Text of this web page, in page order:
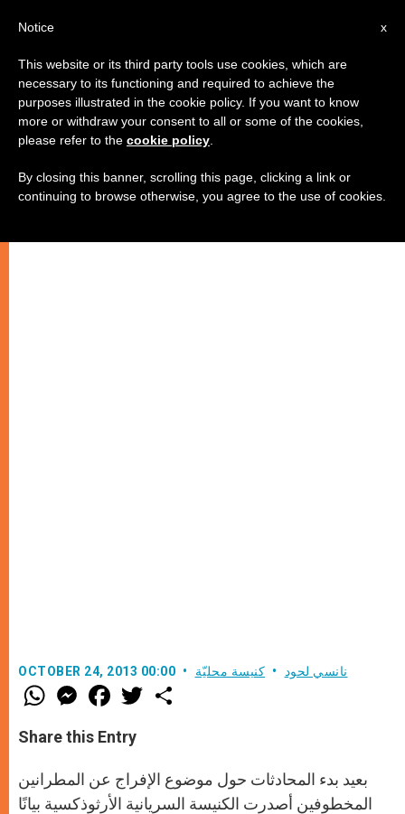
الصوم مفتاح…الإفراج عن المطرانين
دعوة من الكنيسة السريانية الكاثوليكية
OCTOBER 24, 2013 00:00 نانسي لحود كنيسة محليّة
W
h
t
s
p
p
M
e
s
e
g
e
r
F
a
e
b
o
k
w
r
Share this Entry
بعيد بدء المحادثات حول موضوع الإفراج عن المطرانين
المخطوفين أصدرت الكنيسة السريانية الأرثوذكسية بيانًا
x
Notice
This website or its third party tools use cookies, which are
necessary to its functioning and required to achieve the
purposes illustrated in the cookie policy. If you want to know
more or withdraw your consent to all or some of the cookies,
please refer to the cookie policy
By closing this banner, scrolling this page, clicking a link or
continuing to browse otherwise, you agree to the use of cookies.